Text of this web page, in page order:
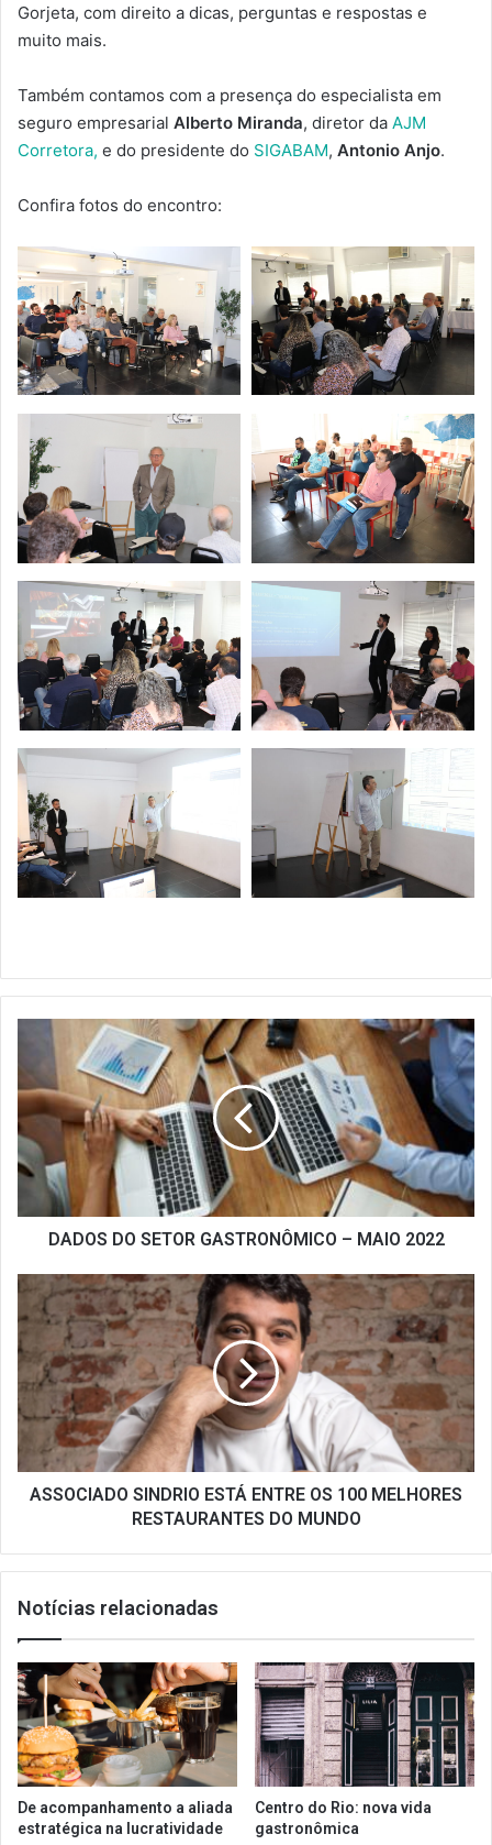
Gorjeta, com direito a dicas, perguntas e respostas e
muito mais.
Também contamos com a presença do especialista em
seguro empresarial Alberto Miranda, diretor da AJM
Corretora, e do presidente do SIGABAM, Antonio Anjo.
Confira fotos do encontro:
GASTRONÔMICO
–
MAIO
2022
DADOS DO SETOR GASTRONÔMICO – MAIO 2022
ASSOCIADO
SINDRIO
ESTÁ
ENTRE
100
MELHORES
RESTAURANTES
DO
MUNDO
ASSOCIADO SINDRIO ESTÁ ENTRE OS 100 MELHORES
RESTAURANTES DO MUNDO
Notícias relacionadas
De acompanhamento a aliada
estratégica na lucratividade
Centro do Rio: nova vida
gastronômica